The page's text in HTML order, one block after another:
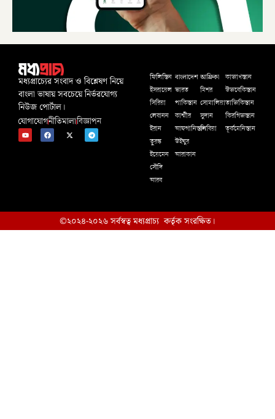
মধ্যপ্রাচ্যের সংবাদ ও বিশ্লেষণ নিয়ে
বাংলা ভাষায় সবচেয়ে নির্ভরযোগ্য
নিউজ পোর্টাল।
যোগাযোগনীতিমালাবিজ্ঞাপন
ফিলিস্তিন
ইসরায়েল
সিরিয়া
লেবানন
ইরান
তুরস্ক
ইয়েমেন
সৌদি
আরব
বাংলাদেশ
ভারত
পাকিস্তান
কাশ্মীর
আফগানিস্তান
উইঘুর
আরাকান
আফ্রিকা
মিশর
সোমালিয়া
সুদান
লিবিয়া
কাজাখস্তান
উজবেকিস্তান
তাজিকিস্তান
কিরগিজস্তান
তূর্কমেনিস্তান
©২০২৪-২০২৬ সর্বস্বত্ব মধ্যপ্রাচ্য কর্তৃক সংরক্ষিত।